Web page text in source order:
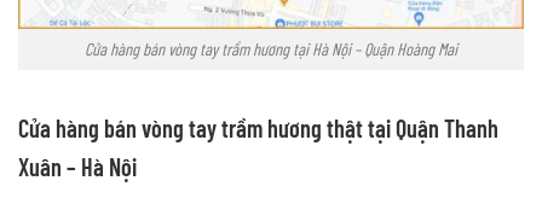
Cửa hàng bán vòng tay trầm hương tại Hà Nội – Quận Hoàng Mai
Cửa hàng bán vòng tay trầm hương thật tại Quận Thanh
Xuân – Hà Nội